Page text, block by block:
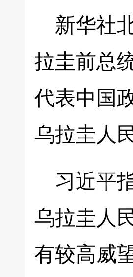
新华社
拉圭前总
代表中国
乌拉圭人
习近平
乌拉圭人
有较高威